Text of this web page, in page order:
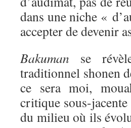
dans une niche «
accepter de devenir
Bakuman se
traditionnel shonen
ce sera moi,
critique sous-
du milieu où ils